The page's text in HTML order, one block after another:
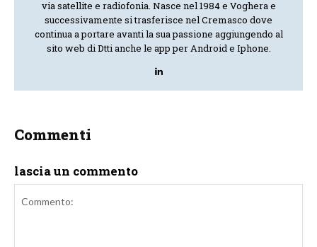
via satellite e radiofonia. Nasce nel 1984 e Voghera e
successivamente si trasferisce nel Cremasco dove
continua a portare avanti la sua passione aggiungendo al
sito web di Dtti anche le app per Android e Iphone.
Commenti
lascia un commento